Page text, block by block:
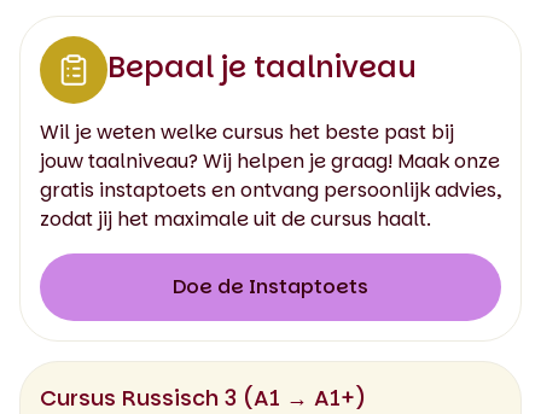
Cursus Russisch 3 (A1 → A1+)
Bepaal je taalniveau
Wil je weten welke cursus het beste past bij
jouw taalniveau? Wij helpen je graag! Maak onze
gratis instaptoets en ontvang persoonlijk advies,
zodat jij het maximale uit de cursus haalt.
Doe de Instaptoets